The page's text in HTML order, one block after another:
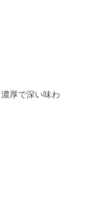
濃厚で深い味わ